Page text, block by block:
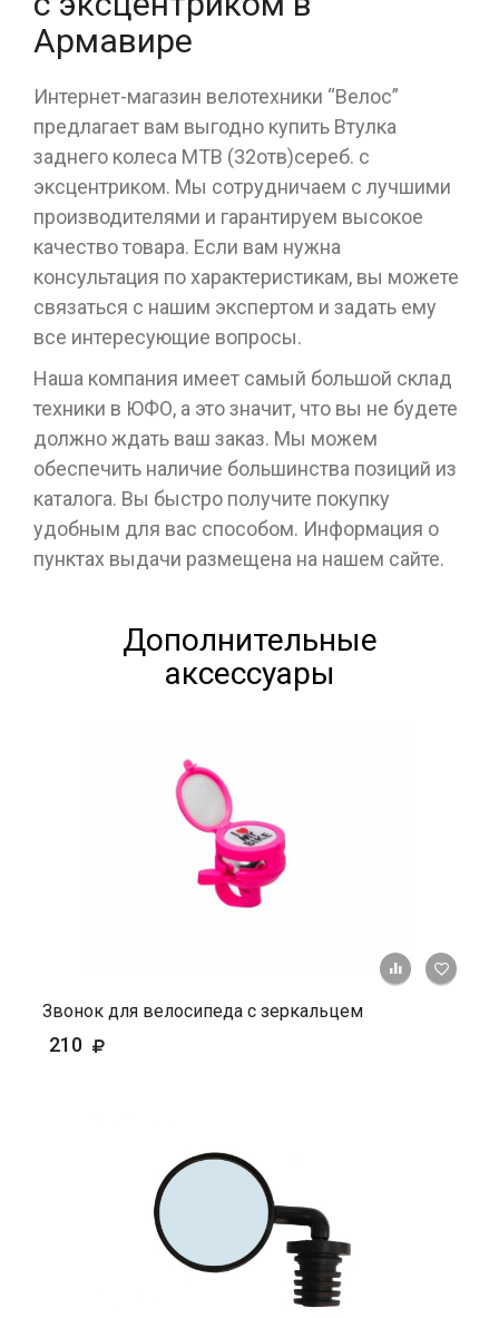
Армавире
Интернет-магазин велотехники “Велос”
предлагает вам выгодно купить Втулка
заднего колеса МТВ (32отв)сереб. с
эксцентриком. Мы сотрудничаем с лучшими
производителями и гарантируем высокое
качество товара. Если вам нужна
консультация по характеристикам, вы можете
связаться с нашим экспертом и задать ему
все интересующие вопросы.
Наша компания имеет самый большой склад
техники в ЮФО, а это значит, что вы не будете
должно ждать ваш заказ. Мы можем
обеспечить наличие большинства позиций из
каталога. Вы быстро получите покупку
удобным для вас способом. Информация о
пунктах выдачи размещена на нашем сайте.
Дополнительные
аксессуары
+ К
Звонок для велосипеда с зеркальцем
210